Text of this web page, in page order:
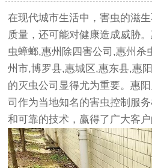
在现代城市生活中，害虫的滋
质量，还可能对健康造成威胁
虫蟑螂,惠州除四害公司,惠州杀
州市,博罗县,惠城区,惠东县,惠
的灭虫公司显得尤为重要。惠
司作为当地知名的害虫控制服
和可靠的技术，赢得了广大客户